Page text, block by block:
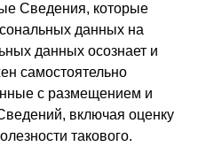
Сведения, которые
данных на
данных осознает и
самостоятельно
с размещением и
включая оценку
такового.